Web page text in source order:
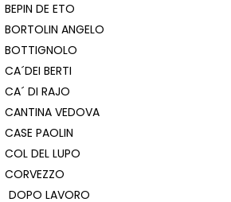
BEPIN DE ETO
BORTOLIN ANGELO
BOTTIGNOLO
CA´DEI BERTI
CA´ DI RAJO
CANTINA VEDOVA
CASE PAOLIN
COL DEL LUPO
CORVEZZO
DOPO LAVORO